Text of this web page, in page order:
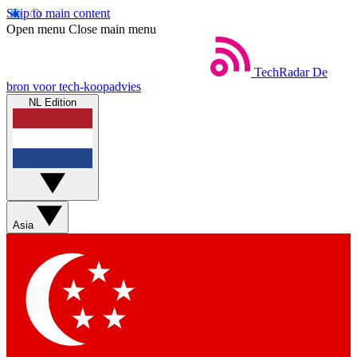
Skip to main content
Open menu Close main menu
TechRadar De
bron voor tech-koopadvies
NL Edition
Asia